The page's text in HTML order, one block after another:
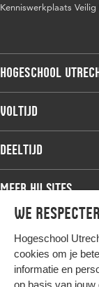
We
Hogeschool
cookies om je
informatie en
op basis van
Kenniswerkplaats
Hogeschool
Voltijdopleidingen
Deeltijdopleidingen
Onderzoek
Werken bij de HU
Contact
Voltijd
Associate degree
Bachelor
Master
Studiekeuze voltijd
Deeltijd
Associate degree
Bachelor
Master
Post-master
Meer HU sites
HU International
HU Bibliotheek
HU Ontwikkelt